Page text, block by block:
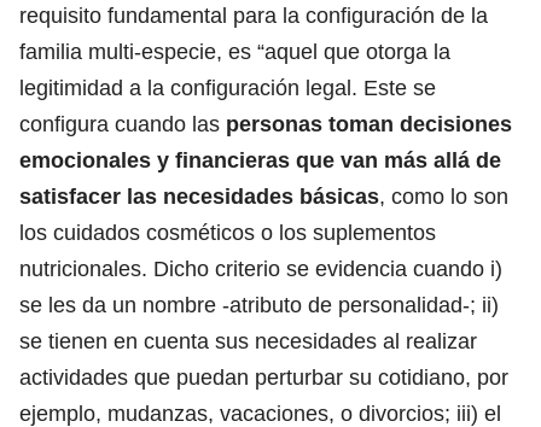
requisito fundamental para la configuración de la
familia multi-especie, es “aquel que otorga la
legitimidad a la configuración legal. Este se
configura cuando las personas toman decisiones
emocionales y financieras que van más allá de
satisfacer las necesidades básicas, como lo son
los cuidados cosméticos o los suplementos
nutricionales. Dicho criterio se evidencia cuando i)
se les da un nombre -atributo de personalidad-; ii)
se tienen en cuenta sus necesidades al realizar
actividades que puedan perturbar su cotidiano, por
ejemplo, mudanzas, vacaciones, o divorcios; iii) el